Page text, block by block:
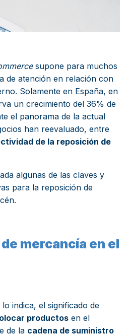
supone para muchos
de atención en relación con
Solamente en España, en
un crecimiento del 36% de
el panorama de la actual
han reevaluado, entre
de la reposición de
algunas de las claves y
para la reposición de
mercancía en el
indica, el significado de
productos en el
de la cadena de suministro